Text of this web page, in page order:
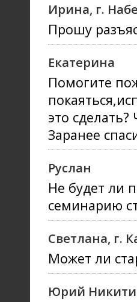
Ирина, г.
Прошу
Екатерина
Помогите
это
Заранее
Руслан
Не будет ли
семинарию
Светлана, г.
Может ли
Юрий